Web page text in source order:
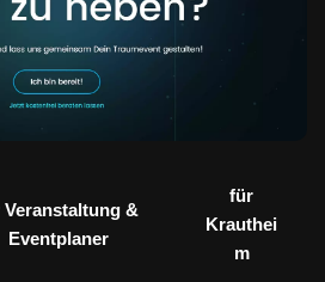
Veranstaltung &
Eventplaner
für
Krauthei
m